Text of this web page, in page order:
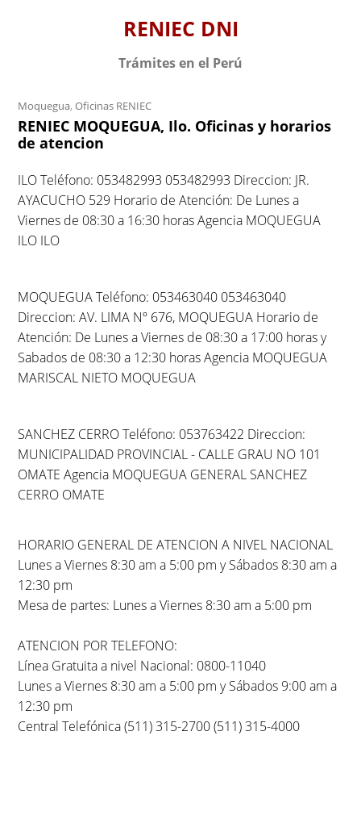
RENIEC DNI
Trámites en el Perú
Moquegua,Oficinas RENIEC
RENIEC MOQUEGUA, Ilo. Oficinas y horarios
de atencion
ILO Teléfono: 053482993 053482993 Direccion: JR.
AYACUCHO 529 Horario de Atención: De Lunes a
Viernes de 08:30 a 16:30 horas Agencia MOQUEGUA
ILO ILO
MOQUEGUA Teléfono: 053463040 053463040
Direccion: AV. LIMA Nº 676, MOQUEGUA Horario de
Atención: De Lunes a Viernes de 08:30 a 17:00 horas y
Sabados de 08:30 a 12:30 horas Agencia MOQUEGUA
MARISCAL NIETO MOQUEGUA
SANCHEZ CERRO Teléfono: 053763422 Direccion:
MUNICIPALIDAD PROVINCIAL - CALLE GRAU NO 101
OMATE Agencia MOQUEGUA GENERAL SANCHEZ
CERRO OMATE
HORARIO GENERAL DE ATENCION A NIVEL NACIONAL
Lunes a Viernes 8:30 am a 5:00 pm y Sábados 8:30 am a
12:30 pm
Mesa de partes: Lunes a Viernes 8:30 am a 5:00 pm
ATENCION POR TELEFONO:
Línea Gratuita a nivel Nacional: 0800-11040
Lunes a Viernes 8:30 am a 5:00 pm y Sábados 9:00 am a
12:30 pm
Central Telefónica (511) 315-2700 (511) 315-4000